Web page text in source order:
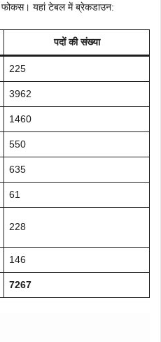
यहां टेबल में ब्रेकडाउन:
पदों की संख्या
225
3962
1460
550
635
61
228
146
7267